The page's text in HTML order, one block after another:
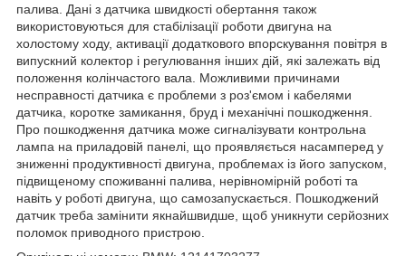
палива. Дані з датчика швидкості обертання також
використовуються для стабілізації роботи двигуна на
холостому ходу, активації додаткового впорскування повітря в
випускний колектор і регулювання інших дій, які залежать від
положення колінчастого вала. Можливими причинами
несправності датчика є проблеми з роз'ємом і кабелями
датчика, коротке замикання, бруд і механічні пошкодження.
Про пошкодження датчика може сигналізувати контрольна
лампа на приладовій панелі, що проявляється насамперед у
зниженні продуктивності двигуна, проблемах із його запуском,
підвищеному споживанні палива, нерівномірній роботі та
навіть у роботі двигуна, що самозапускається. Пошкоджений
датчик треба замінити якнайшвидше, щоб уникнути серйозних
поломок приводного пристрою.